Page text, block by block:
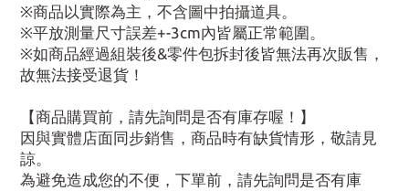
※商品以實際為主，不含圖中拍攝道具。
※平放測量尺寸誤差+-3cm內皆屬正常範圍。
※如商品經過組裝後&零件包拆封後皆無法再次販售，
故無法接受退貨！
【商品購買前，請先詢問是否有庫存喔！】
因與實體店面同步銷售，商品時有缺貨情形，敬請見
諒。
為避免造成您的不便，下單前，請先詢問是否有庫